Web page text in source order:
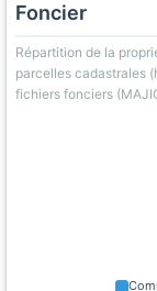
Foncier
Répartition de la
parcelles cadastrales
fichiers fonciers